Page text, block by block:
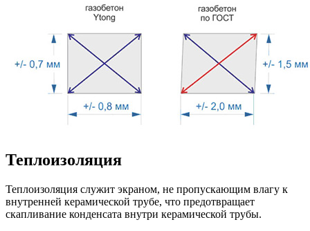
Теплоизоляция
Теплоизоляция служит экраном, не пропускающим влагу к
внутренней керамической трубе, что предотвращает
скапливание конденсата внутри керамической трубы.